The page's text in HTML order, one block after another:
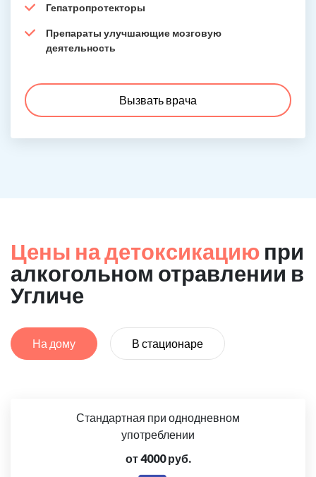
Гепатропротекторы
Препараты улучшающие мозговую
деятельность
Вызвать врача
Цены на детоксикацию при
алкогольном отравлении в
Угличе
На дому В стационаре
Стандартная при однодневном
употреблении
от 4000 руб.